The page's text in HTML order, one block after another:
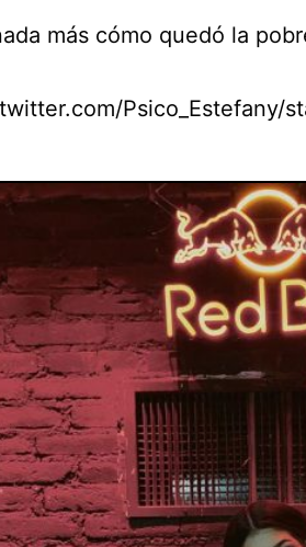
más cómo quedó la
Psico_Estefany/